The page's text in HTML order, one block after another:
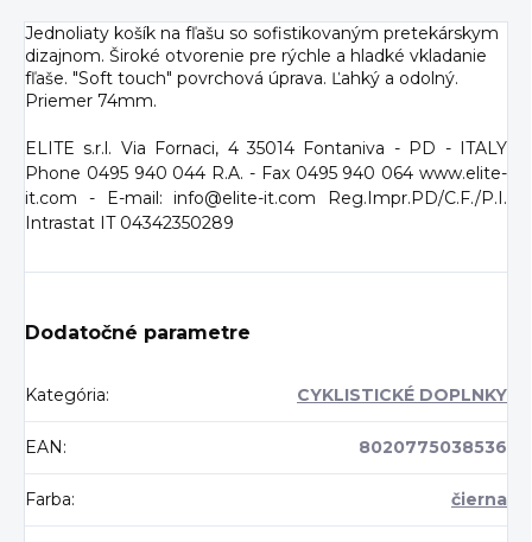
Jednoliaty košík na fľašu so sofistikovaným pretekárskym
dizajnom. Široké otvorenie pre rýchle a hladké vkladanie
fľaše. "Soft touch" povrchová úprava. Ľahký a odolný.
Priemer 74mm.
ELITE s.r.l. Via Fornaci, 4 35014 Fontaniva - PD - ITALY
Phone 0495 940 044 R.A. - Fax 0495 940 064 www.elite-
it.com - E-mail: info@elite-it.com Reg.Impr.PD/C.F./P.I.
Intrastat IT 04342350289
Dodatočné parametre
Kategória: CYKLISTICKÉ DOPLNKY
EAN : 8020775038536
Farba: čierna